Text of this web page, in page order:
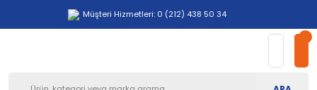
Müşteri Hizmetleri: 0 (212) 438 50 34